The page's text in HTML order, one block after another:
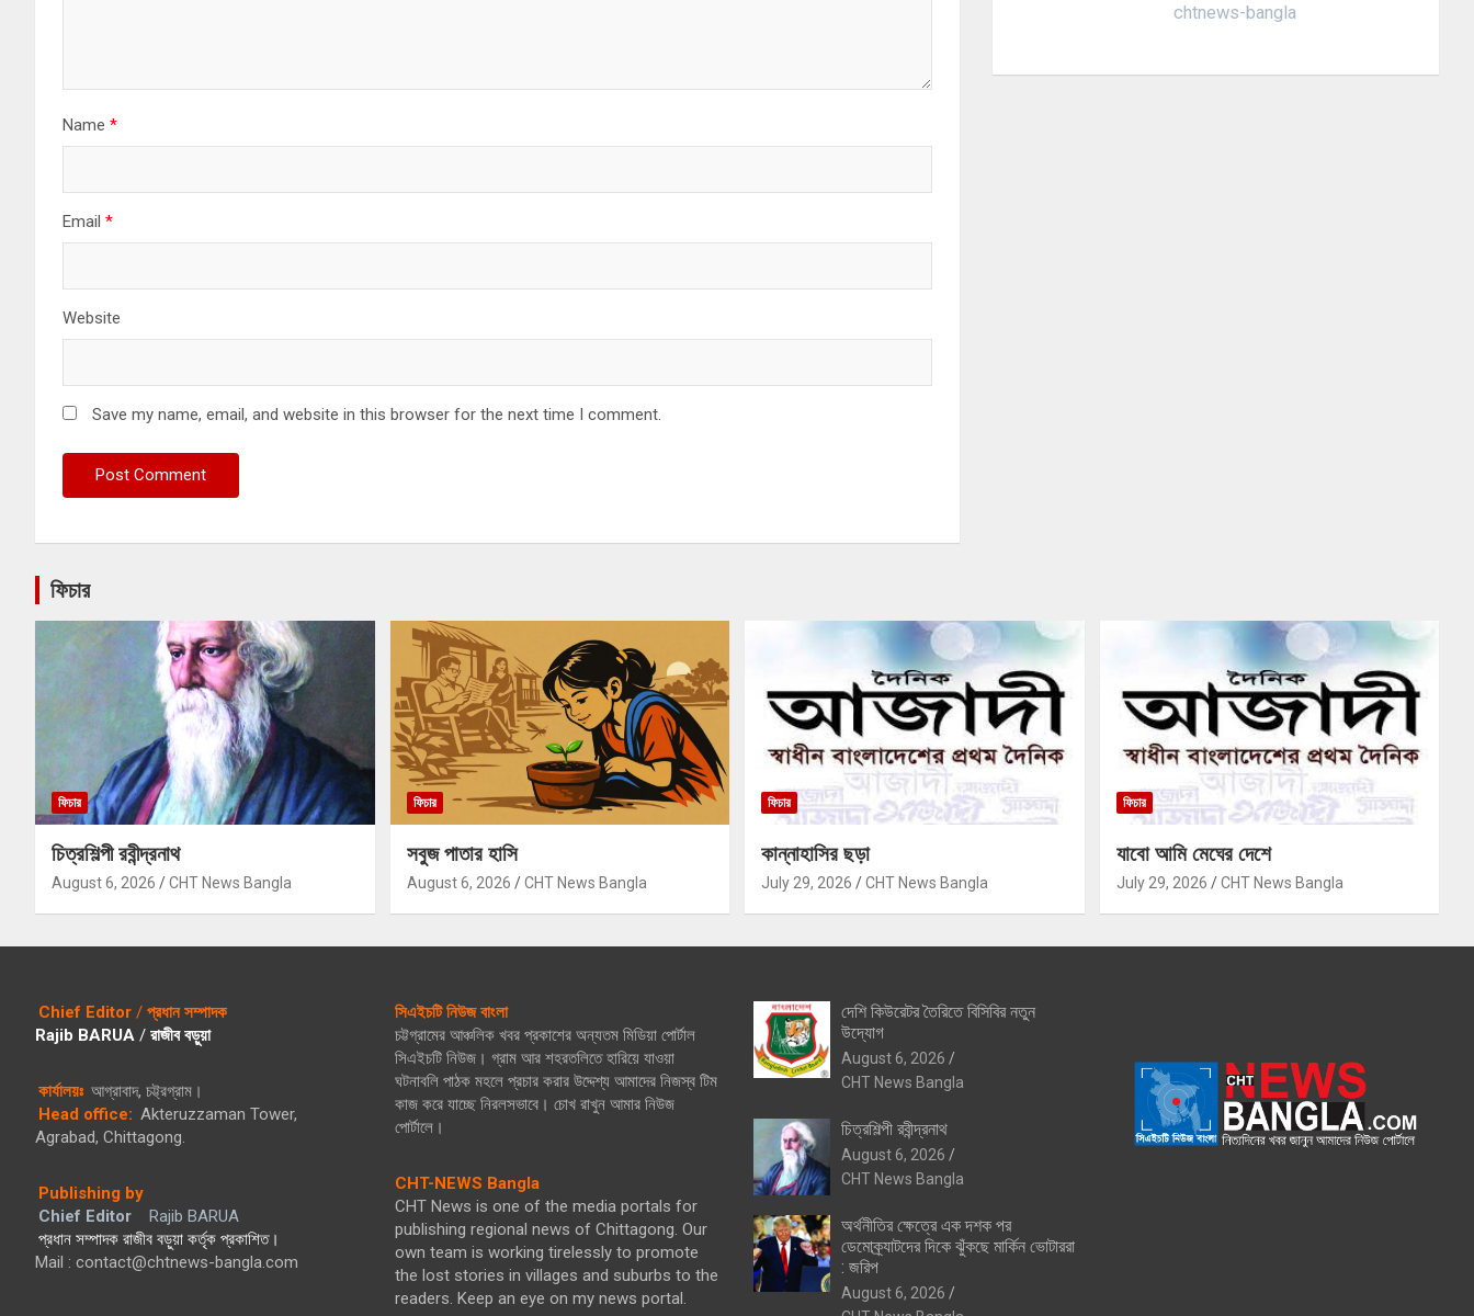
Name *
Email *
Website
Save my name, email, and website in this browser for the next time I comment.
chtnews-bangla
ফিচার
ফিচার
চিত্রশিল্পী রবীন্দ্রনাথ
August 6, 2026 CHT News Bangla
ফিচার
সবুজ পাতার হাসি
August 6, 2026 CHT News Bangla
ফিচার
কান্নাহাসির ছড়া
July 29, 2026 CHT News Bangla
ফিচার
যাবো আমি মেঘের দেশে
July 29, 2026 CHT News Bangla
Chief Editor / প্রধান সম্পাদক
Rajib BARUA / রাজীব বড়ুয়া
কার্যালয়ঃ আগ্রাবাদ, চট্ট্রগ্রাম।
Head office: Akteruzzaman Tower,
Agrabad, Chittagong.
Publishing by
Chief Editor
Rajib BARUA
প্রধান সম্পাদক রাজীব বড়ুয়া কর্তৃক প্রকাশিত।
Mail : contact@chtnews-bangla.com
সিএইচটি নিউজ বাংলা
চট্টগ্রামের আঞ্চলিক খবর প্রকাশের অন্যতম মিডিয়া পোর্টাল
সিএইচটি নিউজ। গ্রাম আর শহরতলিতে হারিয়ে যাওয়া
ঘটনাবলি পাঠক মহলে প্রচার করার উদ্দেশ্য আমাদের নিজস্ব টিম
কাজ করে যাচ্ছে নিরলসভাবে। চোখ রাখুন আমার নিউজ
পোর্টালে।
CHT-NEWS Bangla
CHT News is one of the media portals for
publishing regional news of Chittagong. Our
own team is working tirelessly to promote
the lost stories in villages and suburbs to the
readers. Keep an eye on my news portal.
দেশি কিউরেটর তৈরিতে বিসিবির নতুন
উদ্যোগ
August 6, 2026
CHT News Bangla
চিত্রশিল্পী রবীন্দ্রনাথ
August 6, 2026
CHT News Bangla
অর্থনীতির ক্ষেত্রে এক দশক পর
ডেমোক্র্যাটদের দিকে ঝুঁকছে মার্কিন ভোটাররা
: জরিপ
August 6, 2026